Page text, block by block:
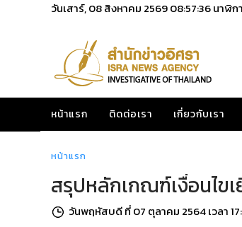
วันเสาร์, 08 สิงหาคม 256908:57:38นาฬิกา
หน้าแรก ติดต่อเรา เกี่ยวกับเรา
หน้าแรก
สรุปหลักเกณฑ์เงื่อนไข
วันพฤหัสบดี ที่ 07 ตุลาคม 2564 เวลา